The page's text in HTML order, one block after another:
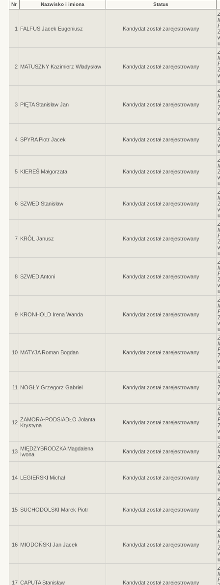
Nr Nazwisko i imiona Status
1 FALFUS Jacek Eugeniusz Kandydat został zarejestrowany
2 MATUSZNY Kazimierz Władysław Kandydat został zarejestrowany
3 PIĘTA Stanisław Jan Kandydat został zarejestrowany
4 SPYRA Piotr Jacek Kandydat został zarejestrowany
5 KIEREŚ Małgorzata Kandydat został zarejestrowany
6 SZWED Stanisław Kandydat został zarejestrowany
7 KRÓL Janusz Kandydat został zarejestrowany
8 SZWED Antoni Kandydat został zarejestrowany
9 KRONHOLD Irena Wanda Kandydat został zarejestrowany
10 MATYJA Roman Bogdan Kandydat został zarejestrowany
11 NOGŁY Grzegorz Gabriel Kandydat został zarejestrowany
12 ZAMORA-PODSIADŁO Jolanta
Krystyna
Kandydat został zarejestrowany
13 MIĘDZYBRODZKA Magdalena
Iwona
Kandydat został zarejestrowany
14 LEGIERSKI Michał Kandydat został zarejestrowany
15 SUCHODOLSKI Marek Piotr Kandydat został zarejestrowany
16 MIODOŃSKI Jan Jacek Kandydat został zarejestrowany
17 CAPUTA Stanisław Kandydat został zarejestrowany